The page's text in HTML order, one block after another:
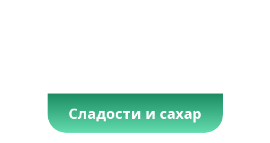
Сладости и сахар